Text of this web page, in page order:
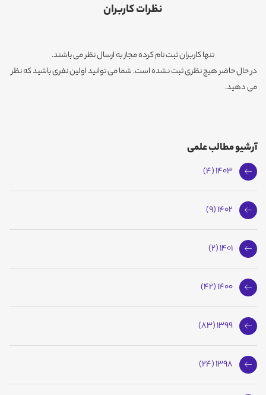
نظرات کاربران
تنها کاربران ثبت نام کرده مجاز به ارسال نظر می باشند.
در حال حاضر هیچ نظری ثبت نشده است. شما می توانید اولین نفری باشید که نظر
می دهید.
آرشیو مطالب علمی
1403 (4)
1402 (9)
1401 (2)
1400 (42)
1399 (83)
1398 (24)